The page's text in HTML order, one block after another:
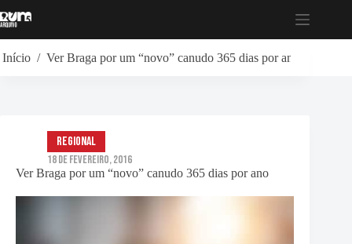
para
Início / Ver Braga por um “novo” canudo 365 dias por ano
Ver Braga por um “novo” canudo 365 dias por ano
Regional
18 de Fevereiro, 2016